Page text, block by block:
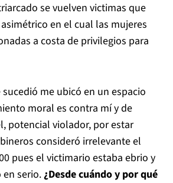
se vuelven victimas que
en el cual las mujeres
a costa de privilegios para
me ubicó en un espacio
moral es contra mí y de
potencial violador, por estar
consideró irrelevante el
pues el victimario estaba ebrio y
serio.¿Desde cuándo y por qué